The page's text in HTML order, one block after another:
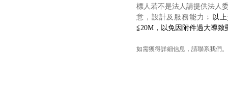
標人若不是法人請提供法人
意，設計及服務能力 ﹔以
≦20M ，以免因附件過大導
如需獲得詳細信息，請聯系我們。